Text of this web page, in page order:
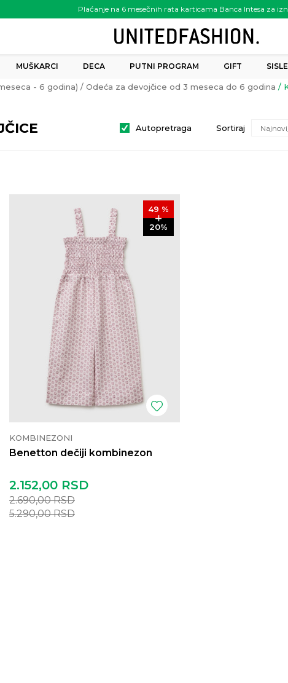
Plaćanje na 6 mesečnih rata karticama Banca Intesa za
preko 6.000.00 rsd
MUŠKARCI DECA PUTNI PROGRAM GIFT
- 6 godina) Odeća za devojčice od 3 meseca do 6 godina
Autopretraga Sortiraj
49 %
20%
KOMBINEZONI
Benetton dečiji kombinezon
2.152,00 RSD
2.690,00RSD
5.290,00RSD